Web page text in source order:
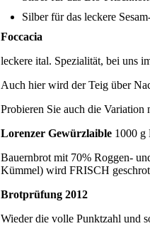
Silber für das leckere
Foccacia
leckere ital. Spezialität, bei uns
Auch hier wird der Teig über
Probieren Sie auch die Variation
Lorenzer Gewürzlaible
Bauernbrot mit 70% Roggen-
Kümmel) wird FRISCH
Brotprüfung 2012
Wieder die volle Punktzahl und